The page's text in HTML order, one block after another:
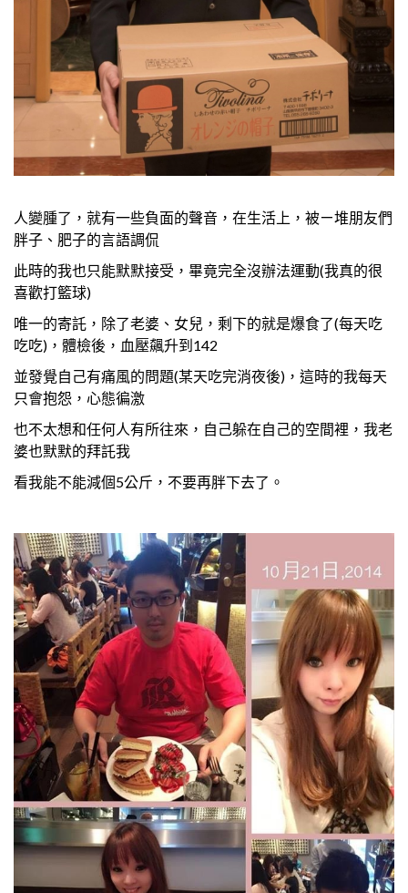
人變腫了，就有一些負面的聲音，在生活上，被ㄧ堆朋友們
胖子、肥子的言語調侃
此時的我也只能默默接受，畢竟完全沒辦法運動(我真的很
喜歡打籃球)
唯一的寄託，除了老婆、女兒，剩下的就是爆食了(每天吃
吃吃)，體檢後，血壓飆升到142
並發覺自己有痛風的問題(某天吃完消夜後)，這時的我每天
只會抱怨，心態徧激
也不太想和任何人有所往來，自己躲在自己的空間裡，我老
婆也默默的拜託我
看我能不能減個5公斤，不要再胖下去了。